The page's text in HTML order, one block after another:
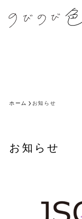
ホーム お知らせ
お知らせ